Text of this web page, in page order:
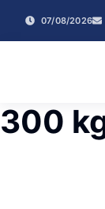
07/08/2026
300